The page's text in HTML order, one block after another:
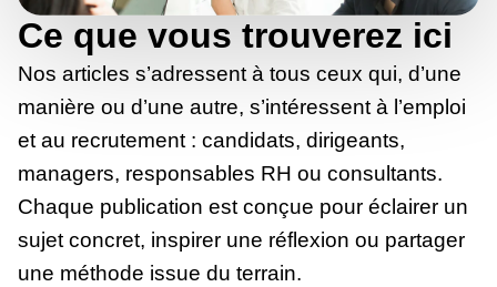
Ce que vous trouverez ici
Nos articles s’adressent à tous ceux qui, d’une
manière ou d’une autre, s’intéressent à l’emploi
et au recrutement : candidats, dirigeants,
managers, responsables RH ou consultants.
Chaque publication est conçue pour éclairer un
sujet concret, inspirer une réflexion ou partager
une méthode issue du terrain.